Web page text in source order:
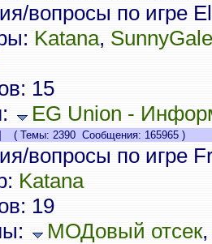
вопросы по игре
Katana, SunnyGale
15
EG Union -
( Темы: 2390 Сообщения: 165965 )
вопросы по игре
Katana
19
МОДовый отсек